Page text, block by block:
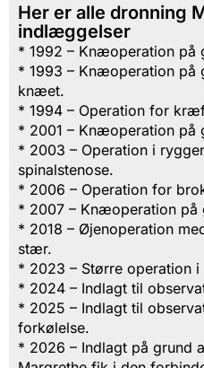
Her er alle dronning
indlæggelser
* 1992 – Knæoperation på
* 1993 – Knæoperation på
knæet.
* 1994 – Operation for
* 2001 – Knæoperation på
* 2003 – Operation i
spinalstenose.
* 2006 – Operation for
* 2007 – Knæoperation på
* 2018 – Øjenoperation
stær.
* 2023 – Større operation i
* 2024 – Indlagt til
* 2025 – Indlagt til
forkølelse.
* 2026 – Indlagt på grund